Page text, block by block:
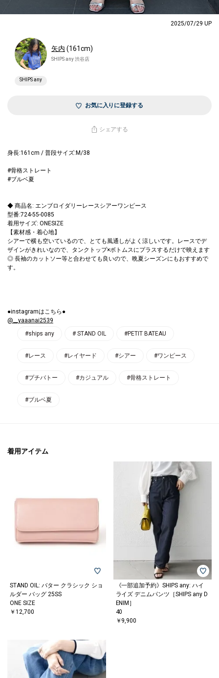
2025/07/29 UP
矢内 (161cm)
SHIPS any 渋谷店
SHIPS any
お気に入りに登録する
シェアする
身長:161cm / 普段サイズ:M/38
#骨格ストレート
#ブルベ夏
◆ 商品名: エンブロイダリーレースシアーワンピース
型番:724-55-0085
着用サイズ: ONESIZE
【素材感・着心地】
シアーで横も空いているので、とても風通しがよく涼しいです。レースでデ
ザインがきれいなので、タンクトップ×ボトムスにプラスするだけで映えます
◎ 長袖のカットソー等と合わせても良いので、晩夏シーズンにもおすすめで
す。
●instagramはこちら●
@__yaaanai2539
#ships any
# STAND OIL #PETIT BATEAU
#レース #レイヤード #シアー #ワンピース
#プチバトー #カジュアル #骨格ストレート
#ブルベ夏
着用アイテム
STAND OIL: バター クラシック ショ
ルダー バッグ 25SS
ONE SIZE
￥12,700
《一部追加予約》SHIPS any: ハイ
ライズ デニムパンツ［SHIPS any D
ENIM］
40
￥9,900